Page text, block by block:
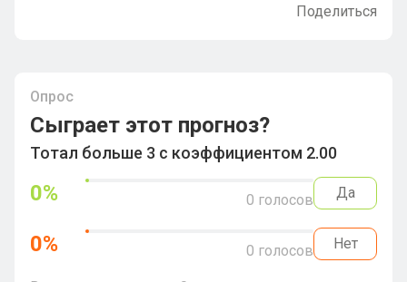
Поделиться
Опрос
Сыграет этот прогноз?
Тотал больше 3 с коэффициентом 2.00
0% 0 голосов Да
0% 0 голосов Нет